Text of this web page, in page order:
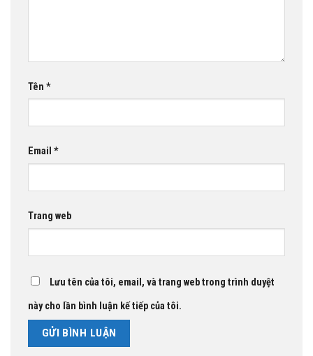
Tên *
Email *
Trang web
Lưu tên của tôi, email, và trang web trong trình duyệt
này cho lần bình luận kế tiếp của tôi.